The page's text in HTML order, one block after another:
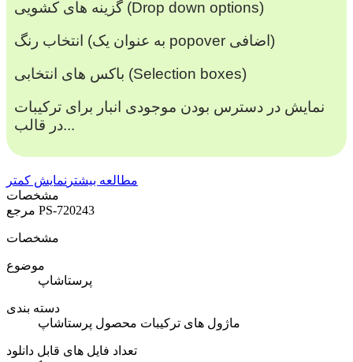
گزینه های کشویی (Drop down options)
انتخاب رنگ (به عنوان یک popover اضافی)
باکس های انتخابی (Selection boxes)
نمایش در دسترس بودن موجودی انبار برای ترکیبات
در قالب...
مطالعه بیشتر نمایش کمتر
مشخصات
PS-720243
مشخصات
موضوع
پرستاشاپ
دسته بندی
ماژول های ترکیبات محصول پرستاشاپ
تعداد فایل های قابل دانلود